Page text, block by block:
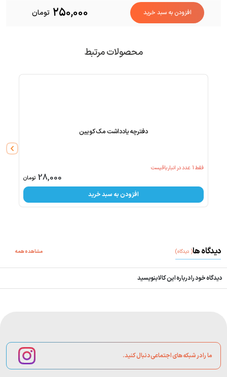
250,000 تومان افزودن به سبد خرید
محصولات مرتبط
دفترچه یادداشت مک کویین
فقط1 عدد در انبار باقیست
28,000 تومان
افزودن به سبد خرید
دیدگاه ها( دیدگاه) مشاهده همه
دیدگاه خود را درباره این کالا بنویسید
ما را در شبکه های اجتماعی دنبال کنید.